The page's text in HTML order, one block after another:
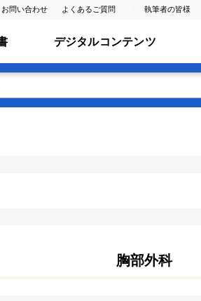
お問い合わせ よくあるご質問 執筆者の皆様
デジタルコンテンツ
胸部外科